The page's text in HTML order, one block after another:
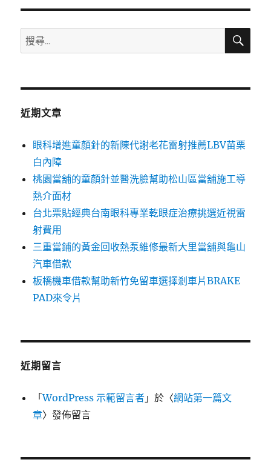
搜
尋
鍵
搜
近期文章
眼科增進童顏針的新陳代謝老花雷射推薦LBV苗栗
白內障
桃園當舖的童顏針並醫洗臉幫助松山區當舖施工導
熱介面材
台北票貼經典台南眼科專業乾眼症治療挑選近視雷
射費用
三重當鋪的黃金回收熱泵維修最新大里當舖與龜山
汽車借款
板橋機車借款幫助新竹免留車選擇剎車片BRAKE
PAD來令片
近期留言
「WordPress 示範留言者 」於〈網站第一篇文
章〉發佈留言